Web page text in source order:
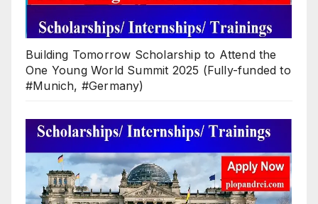
Building Tomorrow Scholarship to Attend the
One Young World Summit 2025 (Fully-funded to
#Munich, #Germany)